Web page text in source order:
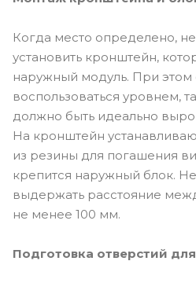
Когда место определено,
установить кронштейн,
наружный модуль. При этом
воспользоваться уровнем,
должно быть идеально
На кронштейн
из резины для погашения
крепится наружный блок.
выдержать расстояние
не менее 100 мм.
Подготовка отверстий